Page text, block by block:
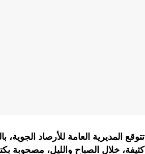
تتوقع المديرية العامة للأرصاد
كثيفة، خلال الصباح والليل، مصحوبة